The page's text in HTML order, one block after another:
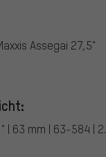
Assegai 27,5"
| 63 mm | 63-584 |